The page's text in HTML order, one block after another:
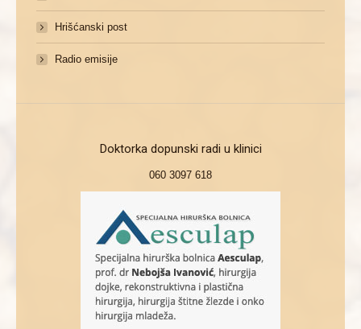
Hrišćanski post
Radio emisije
Doktorka dopunski radi u klinici
060 3097 618